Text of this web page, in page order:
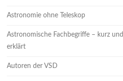
Astronomie ohne Teleskop
Astronomische Fachbegriffe – kurz
erklärt
Autoren der VSD